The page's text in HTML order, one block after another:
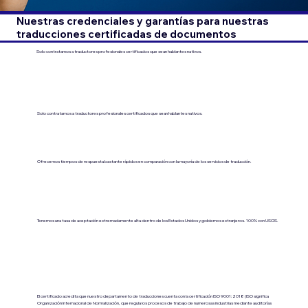
Nuestras credenciales y garantías para nuestras
traducciones certificadas de documentos
Solo contratamos a traductores profesionales certificados que sean hablantes nativos.
Solo contratamos a traductores profesionales certificados que sean hablantes nativos.
Ofrecemos tiempos de respuesta bastante rápidos en comparación con la mayoría de los servicios de traducción.
Tenemos una tasa de aceptación extremadamente alta dentro de los Estados Unidos y gobiernos extranjeros. 100% con USCIS.
El certificado acredita que nuestro departamento de traducciones cuenta con la certificación ISO 9001:2018 (ISO significa
Organización Internacional de Normalización, que regula los procesos de trabajo de numerosas industrias mediante auditorías